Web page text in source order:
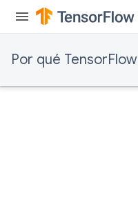
Por qué TensorFlow